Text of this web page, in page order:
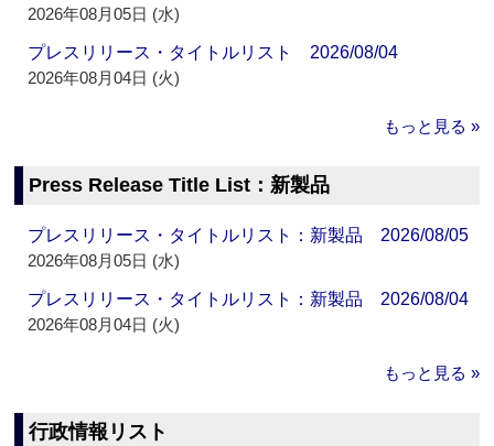
2026年08月05日 (水)
プレスリリース・タイトルリスト 2026/08/04
2026年08月04日 (火)
もっと見る »
Press Release Title List：新製品
プレスリリース・タイトルリスト：新製品 2026/08/05
2026年08月05日 (水)
プレスリリース・タイトルリスト：新製品 2026/08/04
2026年08月04日 (火)
もっと見る »
行政情報リスト